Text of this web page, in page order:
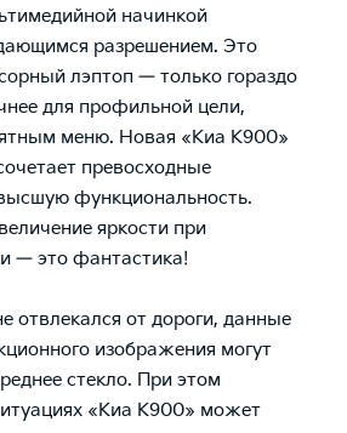
начинкой
разрешением. Это
лэптоп — только гораздо
для профильной цели,
меню. Новая «Киа К900»
превосходные
функциональность.
яркости при
— это фантастика!
отвлекался от дороги, данные
изображения могут
стекло. При этом
«Киа К900» может